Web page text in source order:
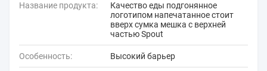
Название продукта:
Качество еды подгонянное
логотипом напечатанное стоит
вверх сумка мешка с верхней
частью Spout
Особенность: Высокий барьер